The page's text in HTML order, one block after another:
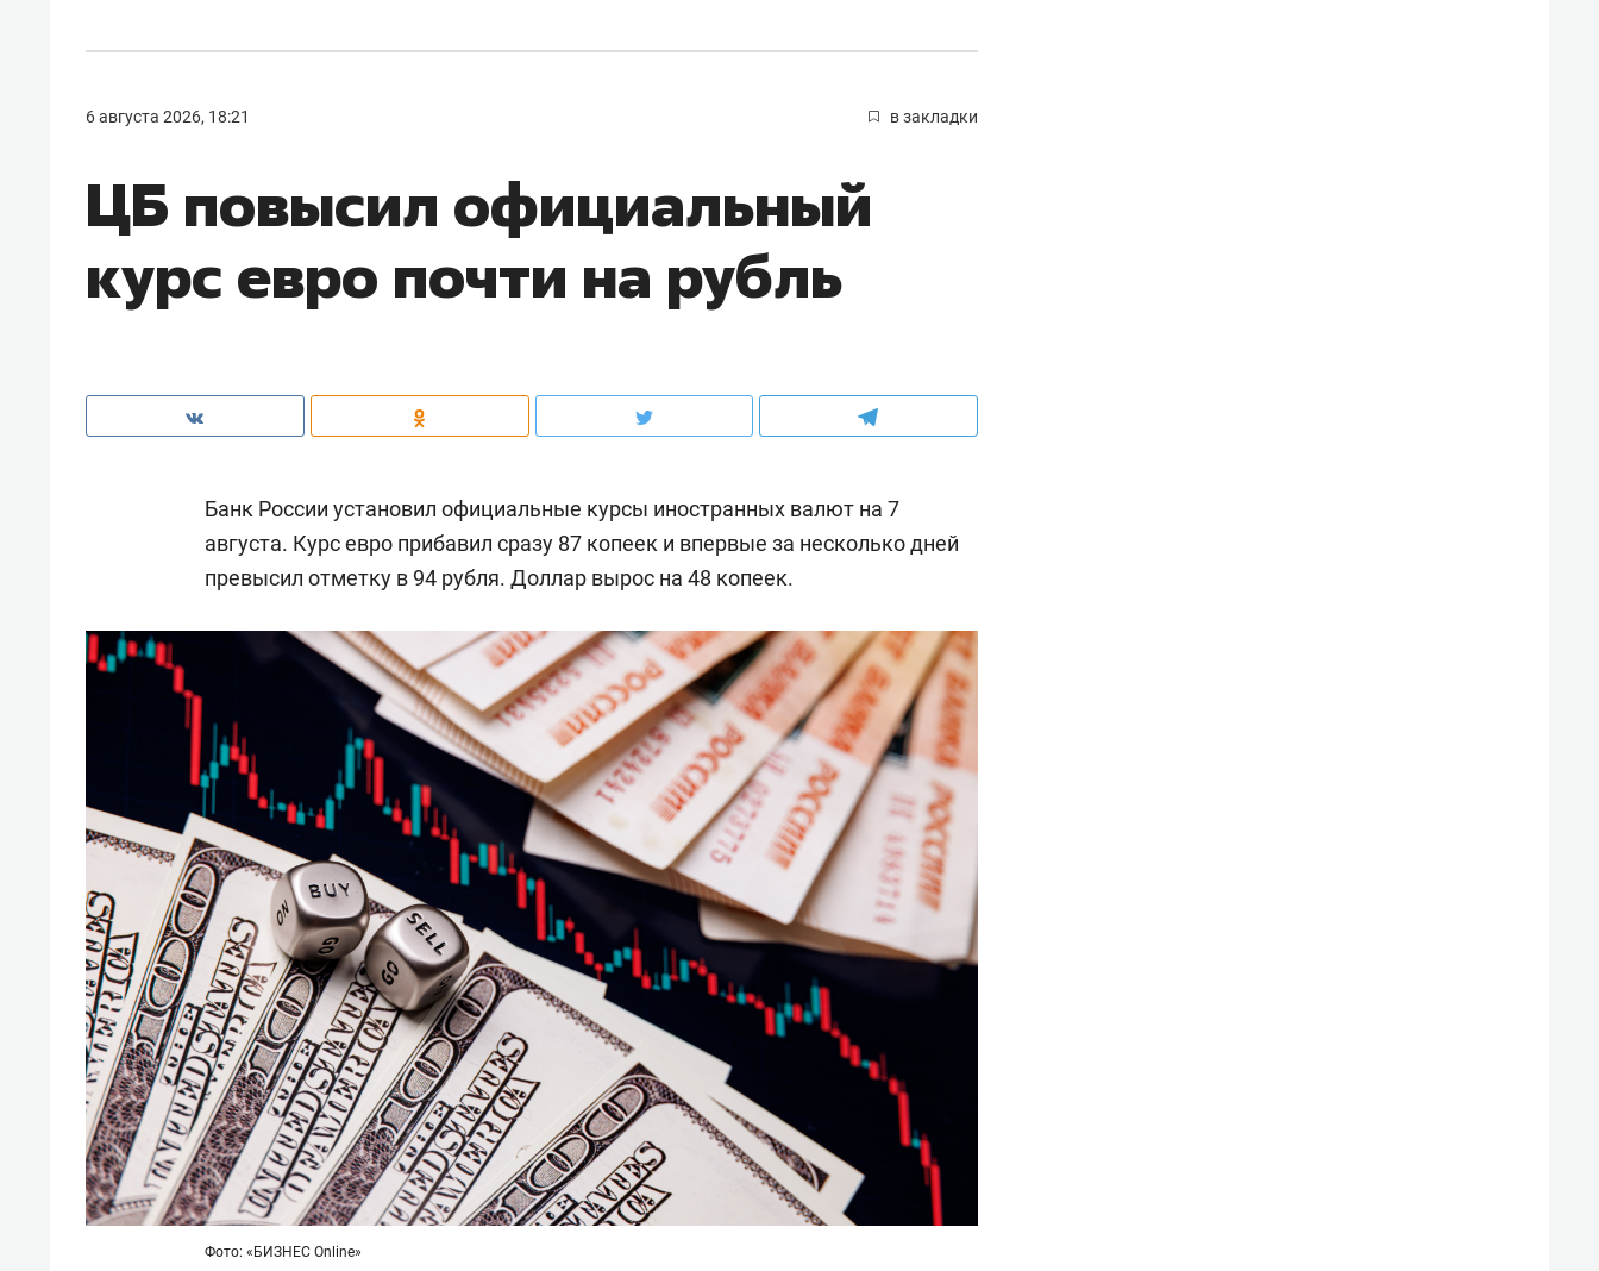
6 августа 2026, 18:21 в закладки
ЦБ повысил официальный
курс евро почти на рубль
Банк России установил официальные курсы иностранных валют на 7
августа. Курс евро прибавил сразу 87 копеек и впервые за несколько дней
превысил отметку в 94 рубля. Доллар вырос на 48 копеек.
Фото: «БИЗНЕС Online»